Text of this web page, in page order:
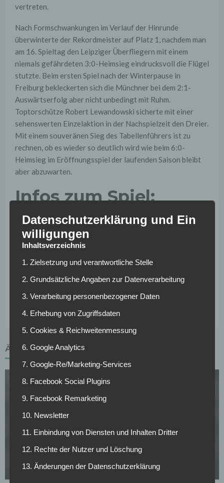
vertreten.
Nach Formschwankungen im Verlauf der Hinrunde
überwinterte der Rekordmeister auf Platz 1, nachdem man
am 16. Spieltag den Leipziger Überfliegern mit einem
niemals gefährdeten 3:0-Heimsieg eindrucksvoll die Flügel
stutzte. Beim ersten Spiel nach der Winterpause in
Freiburg bekleckerten sich die Münchner bei dem 2:1-
Auswärtserfolg aber nicht unbedingt mit Ruhm.
Toptorschütze Robert Lewandowski sicherte mit einer
sehenswerten Einzelaktion in der Nachspielzeit den Dreier.
Mit einem souveränen Sieg des Tabellenführers ist zu
rechnen, ob es wieder so deutlich wird wie beim 6:0-
Heimsieg im Eröffnungsspiel der laufenden Saison bleibt
aber abzuwarten.
Infos zum Spiel:
Anpfiff:28.01.2017 um 15:30 Uhr
Bilanz gegeneinander gesamt:
Toren
Bilanz gegeneinander bei Heimspiel Bremen:
Tipp: Deutlicher Auswärtssieg Bayern
Tags : Bundesliga - 18. Spieltag - Saison 2016/2017
ÄHNLICHE ARTIKEL
FC BAYERN MÜNCHEN
CL-Sieg und dann weg? PSG-Star im Visier von
europäischen Topklubs
08.05.2026
Datenschutzerklärung und Ein
willigungen
Inhaltsverzeichnis
1. Zielsetzung und verantwortliche Stelle
2. Grundsätzliche Angaben zur Datenverarbeitung
3. Verarbeitung personenbezogener Daten
4. Erhebung von Zugriffsdaten
5. Cookies & Reichweitenmessung
6. Google Analytics
7. Google-Re/Marketing-Services
8. Facebook Social Plugins
9. Facebook Remarketing
10. Newsletter
11. Einbindung von Diensten und Inhalten Dritter
12. Rechte der Nutzer und Löschung
13. Änderungen der Datenschutzerklärung